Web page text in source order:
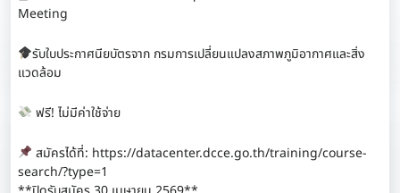
Meeting
รับใบประกาศนียบัตรจาก กรมการเปลี่ยนแปลงสภาพภูมิอากาศและสิ่ง
แวดล้อม
ฟรี! ไม่มีค่าใช้จ่าย
สมัครได้ที่: https://datacenter.dcce.go.th/training/course-
search/?type=1